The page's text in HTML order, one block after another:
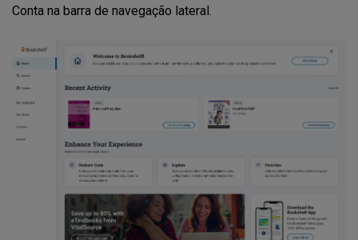
Conta na barra de navegação lateral.